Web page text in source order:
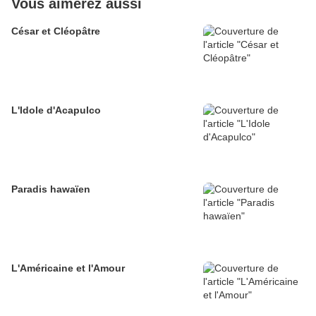
Vous aimerez aussi
César et Cléopâtre
L'Idole d'Acapulco
Paradis hawaïen
L'Américaine et l'Amour